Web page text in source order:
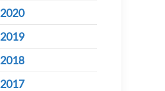
2020
2019
2018
2017